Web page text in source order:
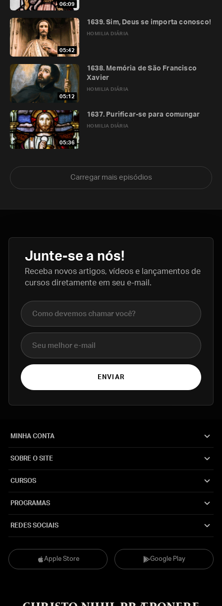
06:09
05:42
HOMILIA DIÁRIA
1639. Sim, Deus se importa conosco!
05:12
HOMILIA DIÁRIA
1638. Memória de São Francisco
Xavier
05:36
HOMILIA DIÁRIA
1637. Purificar-se para comungar
Carregar mais episódios
Junte-se a nós!
Receba novos artigos, vídeos e lançamentos de
cursos diretamente em seu e-mail.
Nome completo
E-mail
ENVIAR
Apple Store Google Play
MINHA CONTA
SOBRE O SITE
CURSOS
PROGRAMAS
REDES SOCIAIS